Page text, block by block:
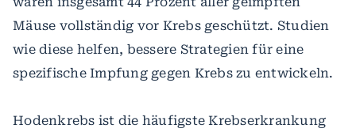
Mäuse vollständig vor Krebs geschützt. Studien
wie diese helfen, bessere Strategien für eine
spezifische Impfung gegen Krebs zu entwickeln.
Hodenkrebs ist die häufigste Krebserkrankung